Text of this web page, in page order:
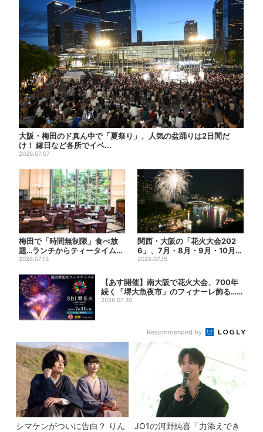
大阪・梅田のド真ん中で「夏祭り」、人気の盆踊りは2日間だ
け！ 縁日など各所でイベ...
2026.07.07
梅田で「時間無制限」食べ放
題…ランチからティータイムま
でノンストップで約60種を...
2026.07.13
関西・大阪の「花火大会202
6」、7月・8月・9月・10月開
催まとめ
2026.07.15
【あす開催】南大阪で花火大会、700年
続く「堺大魚夜市」のフィナーレ飾る…
有料エ...
2026.07.30
Recommended by
シマケンがついに告白？ りん
JO1の河野純喜「力添えでき